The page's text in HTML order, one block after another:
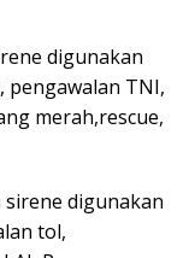
digunakan
TNI,
merah,rescue,
digunakan
tol,